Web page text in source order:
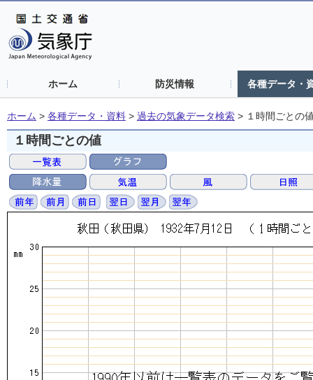
ホーム 防災情報 各種データ・
ホーム > 各種データ・資料 > 過去の気象データ検索 > １時間ごとの
１時間ごとの値